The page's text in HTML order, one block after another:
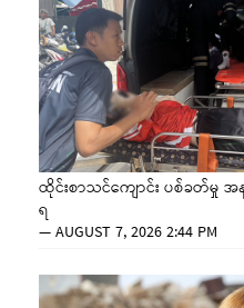
ထိုင်းစာသင်ကျောင်း ပစ်ခတ်မှု အ
ရ
—AUGUST 7, 2026 2:44 PM